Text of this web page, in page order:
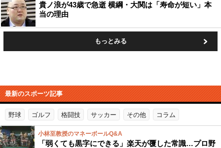
貴ノ浪が43歳で急逝 横綱・大関は「寿命が短い」本
当の理由
もっとみる
最新のスポーツ記事
野球 ゴルフ 格闘技 サッカー その他 コラム
小林至教授のマネーボールQ&A
「弱くても黒字にできる」楽天が覆した常識…プロ野